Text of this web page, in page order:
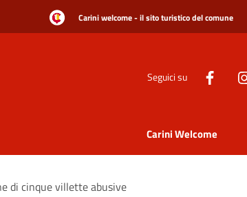
Carini welcome - il sito turistico del comune
Seguici su
Carini Welcome
di cinque villette abusive